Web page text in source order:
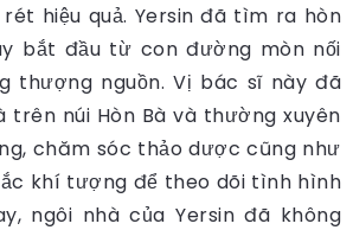
hiệu quả. Yersin đã tìm ra hòn
bắt đầu từ con đường mòn nối
thượng nguồn. Vị bác sĩ này đã
trên núi Hòn Bà và thường xuyên
chăm sóc thảo dược cũng như
khí tượng để theo dõi tình hình
ngôi nhà của Yersin đã không